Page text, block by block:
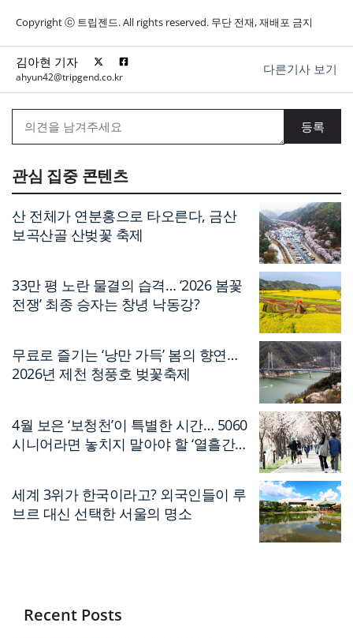
Copyright ⓒ 트립젠드. All rights reserved. 무단 전재, 재배포 금지
김아현 기자
ahyun42@tripgend.co.kr
다른기사 보기
관심 집중 콘텐츠
산 전체가 연분홍으로 타오른다, 금산
보곡산골 산벚꽃 축제
33만 평 노란 물결의 습격… ‘2026 봄꽃
전쟁’ 최종 승자는 창녕 낙동강?
무료로 즐기는 ‘낭만 가득’ 봄의 향연…
2026년 제천 청풍호 벚꽃축제
4월 보은 ‘보청천’이 특별한 시간… 5060
시니어라면 놓치지 말아야 할 ‘열흘간의
세계 3위가 한국이라고? 외국인들이 루
브르 대신 선택한 서울의 명소
Recent Posts